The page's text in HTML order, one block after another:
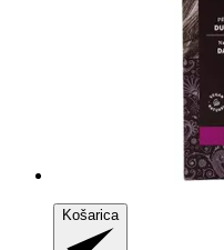
Košarica